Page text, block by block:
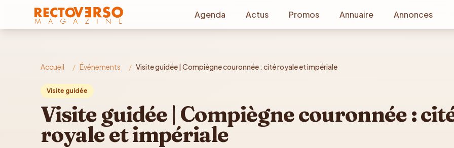
Aller au contenu principal
Agenda
Actus Promos Annuaire Annonces
Accueil / Événements / Visite guidée | Compiègne couronnée : cité royale et impériale
Visite guidée
Visite guidée | Compiègne couronnée :
royale et impériale